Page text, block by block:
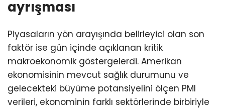
ayrışması
Piyasaların yön arayışında belirleyici olan son
faktör ise gün içinde açıklanan kritik
makroekonomik göstergelerdi. Amerikan
ekonomisinin mevcut sağlık durumunu ve
gelecekteki büyüme potansiyelini ölçen PMI
verileri, ekonominin farklı sektörlerinde birbiriyle